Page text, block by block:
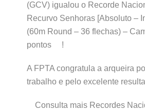
(GCV) igualou o Recorde
Recurvo Senhoras [Absoluto –
(60m Round – 36 flechas) –
pontos
!
A FPTA congratula a arqueira
trabalho e pelo excelente
Consulta mais Recordes